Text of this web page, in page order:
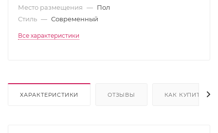
Место размещения — Пол
Стиль — Современный
Все характеристики
ХАРАКТЕРИСТИКИ ОТЗЫВЫ КАК КУПИТЬ